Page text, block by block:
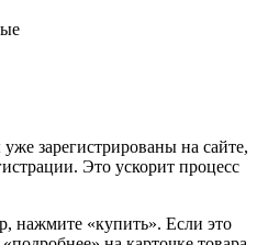
зарегистрированы на сайте,
Это ускорит процесс
«купить». Если это